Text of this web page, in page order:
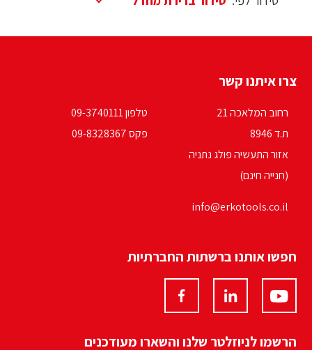
צרו איתנו קשר
רחוב המלאכה 21
ת.ד 8946
אזור התעשיה פולג נתניה
(חנייה חינם)
טלפון 09-3740111
פקס 09-8328367
info@erkotools.co.il
חפשו אותנו ברשתות החברתיות
הרשמו לניוזלטר שלנו והשארו מעודכנים